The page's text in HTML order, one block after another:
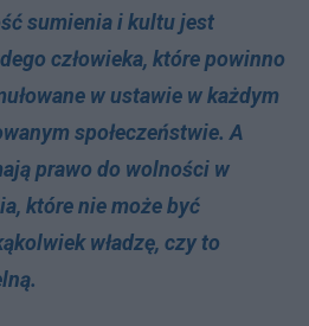
sumienia i kultu jest
człowieka, które powinno
w ustawie w każdym
społeczeństwie. A
prawo do wolności w
które nie może być
władzę, czy to